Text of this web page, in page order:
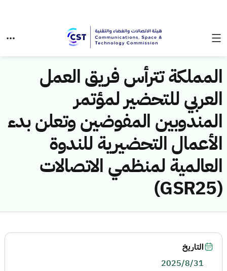
المملكة تترأس فريق العمل
العربي للتحضير لمؤتمر
المندوبين المفوضين وتعلن بدء
الأعمال التحضيرية للندوة
العالمية لمنظمي الاتصالات
(GSR25)
التاريخ
2025/8/31